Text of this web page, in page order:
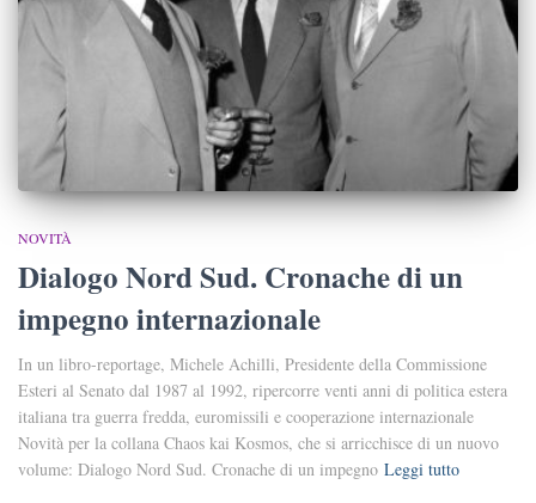
NOVITÀ
Dialogo Nord Sud. Cronache di un
impegno internazionale
In un libro-reportage, Michele Achilli, Presidente della Commissione
Esteri al Senato dal 1987 al 1992, ripercorre venti anni di politica estera
italiana tra guerra fredda, euromissili e cooperazione internazionale
Novità per la collana Chaos kai Kosmos, che si arricchisce di un nuovo
volume: Dialogo Nord Sud. Cronache di un impegno Leggi tutto